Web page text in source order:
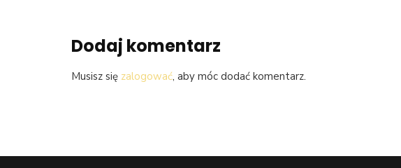
Dodaj komentarz
Musisz się zalogować, aby móc dodać komentarz.